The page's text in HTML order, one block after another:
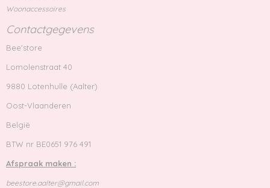
Woonaccessoires
Contactgegevens
Bee'store
Lomolenstraat 40
9880 Lotenhulle (Aalter)
Oost-Vlaanderen
België
BTW nr BE0651 976 491
Afspraak maken :
beestore.aalter@gmail.com